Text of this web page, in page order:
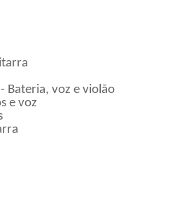
Bateria, voz e violão
e voz